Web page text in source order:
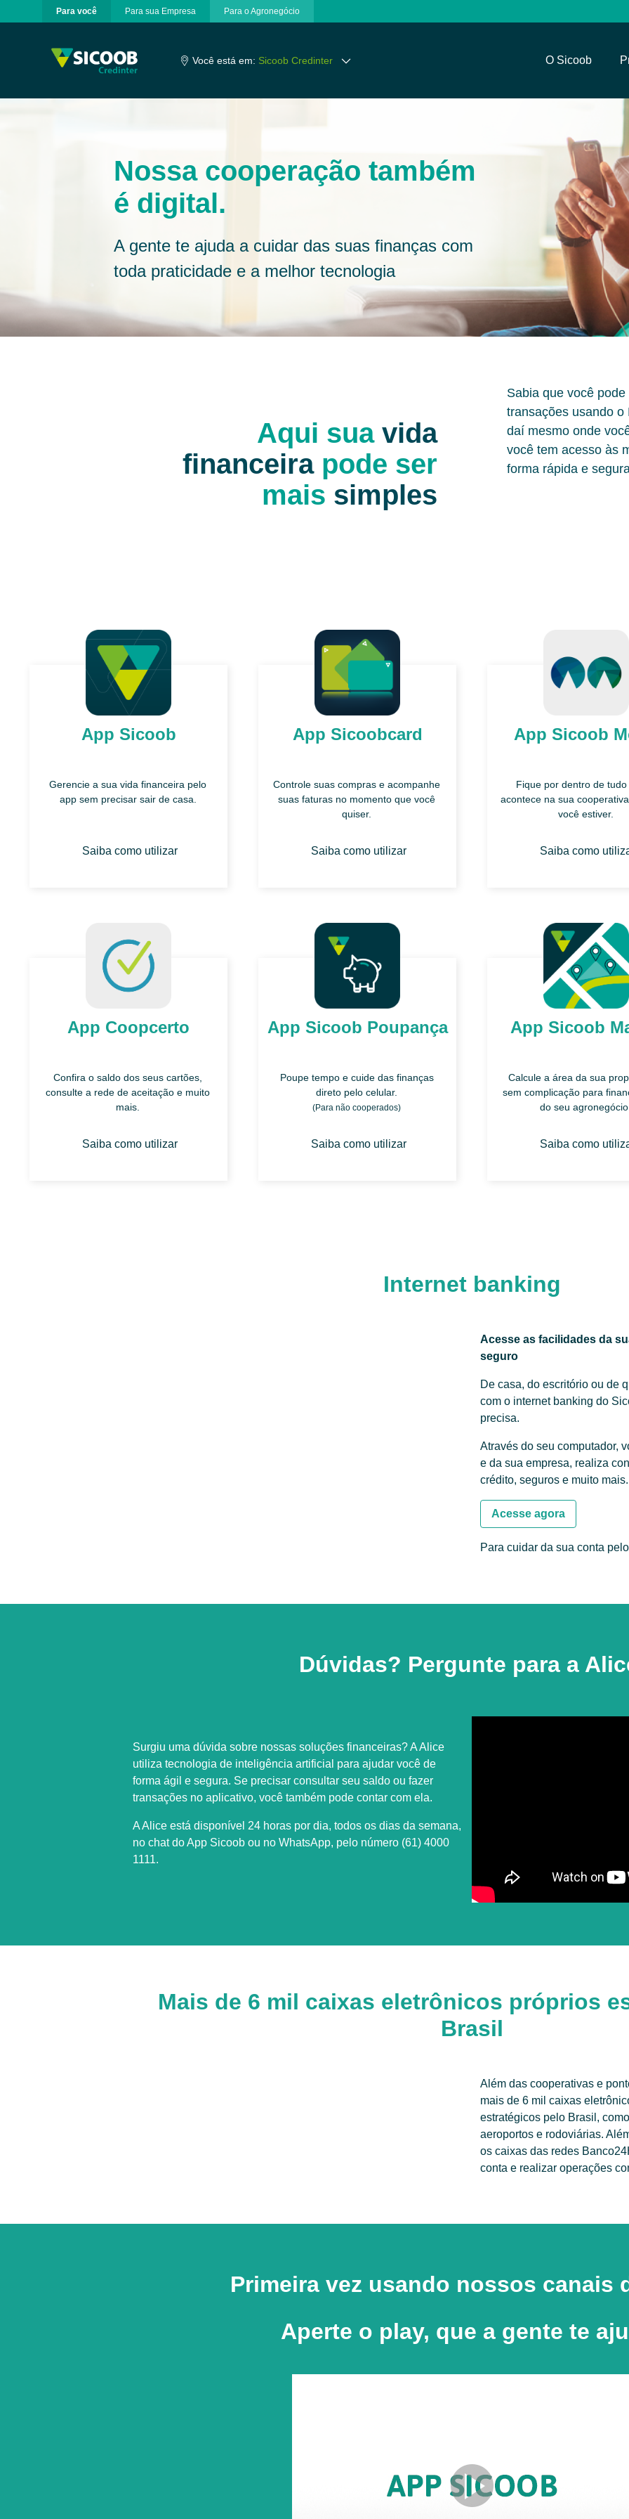
Pular para o Conteúdo principal
Para você Para sua Empresa Para o Agronegócio
Você está em: Sicoob Credinter O Sicoob
Nossa cooperação também
é digital.
A gente te ajuda a cuidar das suas finanças com
toda praticidade e a melhor tecnologia
Aqui suavida
financeira pode ser
mais simples
Sabia que você
transações usando o
daí mesmo onde
você tem acesso às
forma rápida e
App Sicoob
Gerencie a sua vida financeira pelo
app sem precisar sair de casa.
Saiba como utilizar
App Sicoobcard
Controle suas compras e acompanhe
suas faturas no momento que você
quiser.
Saiba como utilizar
App Sicoob
Fique por dentro de
acontece na sua
você estiver.
Saiba como
App Coopcerto
Confira o saldo dos seus cartões,
consulte a rede de aceitação e muito
mais.
Saiba como utilizar
App Sicoob Poupança
Poupe tempo e cuide das finanças
direto pelo celular.
(Para não cooperados)
Saiba como utilizar
App Sicoob
Calcule a área da sua
sem complicação para
do seu
Saiba como
Internet banking
Acesse as facilidades da
seguro
De casa, do escritório ou de
com o internet banking do
precisa.
Através do seu computador,
e da sua empresa, realiza
crédito, seguros e muito mais.
Acesse agora
Para cuidar da sua conta
Dúvidas? Pergunte para a
Surgiu uma dúvida sobre nossas soluções financeiras? A Alice
utiliza tecnologia de inteligência artificial para ajudar você de
forma ágil e segura. Se precisar consultar seu saldo ou fazer
transações no aplicativo, você também pode contar com ela.
A Alice está disponível 24 horas por dia, todos os dias da semana,
no chat do App Sicoob ou no WhatsApp, pelo número (61) 4000
1111.
Mais de 6 mil caixas eletrônicos próprios
Brasil
Além das cooperativas e
mais de 6 mil caixas
estratégicos pelo Brasil,
aeroportos e rodoviárias.
os caixas das redes
conta e realizar operações
Primeira vez usando nossos canais
Aperte o play, que a gente te